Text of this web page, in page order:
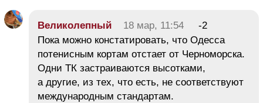
Великолепный 18 мар, 11:54
-2
Пока можно констатировать, что Одесса
потенисным кортам отстает от Черноморска.
Одни ТК застраиваются высотками,
а другие, из тех, что есть, не соответствуют
международным стандартам.